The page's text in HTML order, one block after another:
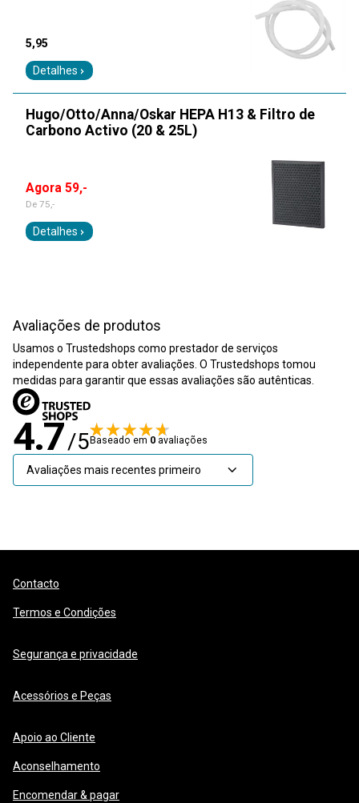
5,95
Detalhes
Hugo/Otto/Anna/Oskar HEPA H13 & Filtro de
Carbono Activo (20 & 25L)
Agora 59,-
De 75,-
Detalhes
Avaliações de produtos
Usamos o Trustedshops como prestador de serviços
independente para obter avaliações. O Trustedshops tomou
medidas para garantir que essas avaliações são autênticas.
4.7/5 Baseado em 0 avaliações
Contacto
Termos e Condições
Segurança e privacidade
Acessórios e Peças
Apoio ao Cliente
Aconselhamento
Encomendar & pagar